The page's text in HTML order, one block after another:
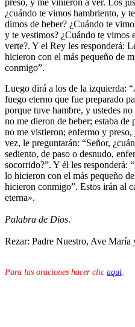
¿cuándo te vimos hambriento, y
dimos de beber? ¿Cuándo te
y te vestimos? ¿Cuándo te vimos
verte?. Y el Rey les responderá:
hicieron con el más pequeño de
conmigo”.
Luego dirá a los de la izquierda:
fuego eterno que fue preparado
porque tuve hambre, y ustedes
no me dieron de beber; estaba
no me vistieron; enfermo y
vez, le preguntarán: “Señor,
sediento, de paso o desnudo,
socorrido?”. Y él les responderá:
lo hicieron con el más pequeño
hicieron conmigo”. Estos irán al
eterna».
Palabra de Dios.
Rezar: Padre Nuestro, Ave María
Para las oraciones hacer clic aquí.